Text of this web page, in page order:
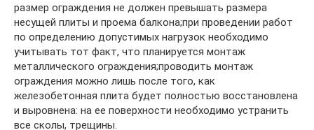
размер ограждения не должен превышать размера
несущей плиты и проема балкона;при проведении работ
по определению допустимых нагрузок необходимо
учитывать тот факт, что планируется монтаж
металлического ограждения;проводить монтаж
ограждения можно лишь после того, как
железобетонная плита будет полностью восстановлена
и выровнена: на ее поверхности необходимо устранить
все сколы, трещины.